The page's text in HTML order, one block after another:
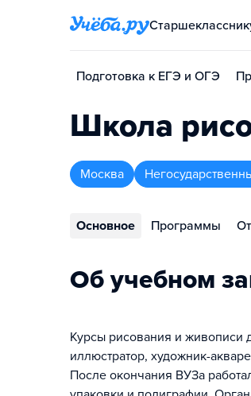
Подготовка к ЕГЭ и ОГЭ
Школа
Москва
Основное Программы
Об учебном
Курсы рисования и живописи
иллюстратор, художник-
После окончания ВУЗа